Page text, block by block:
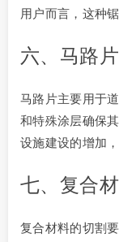
用户而言，这种
六、马路片
马路片主要用于
和特殊涂层确保
设施建设的增加
七、复合
复合材料的切割